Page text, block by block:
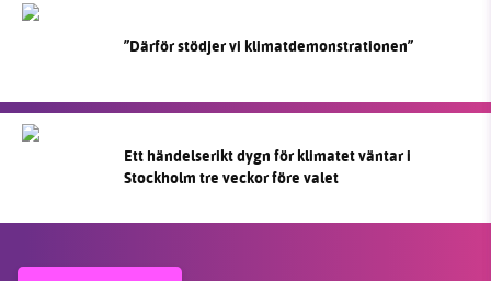
”Därför stödjer vi klimatdemonstrationen”
Ett händelserikt dygn för klimatet väntar i
Stockholm tre veckor före valet